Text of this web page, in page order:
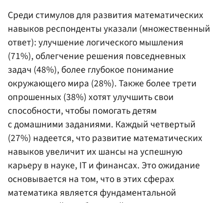
Среди стимулов для развития математических
навыков респонденты указали (множественный
ответ): улучшение логического мышления
(71%), облегчение решения повседневных
задач (48%), более глубокое понимание
окружающего мира (28%). Также более трети
опрошенных (38%) хотят улучшить свои
способности, чтобы помогать детям
с домашними заданиями. Каждый четвертый
(27%) надеется, что развитие математических
навыков увеличит их шансы на успешную
карьеру в науке, IT и финансах. Это ожидание
основывается на том, что в этих сферах
математика является фундаментальной